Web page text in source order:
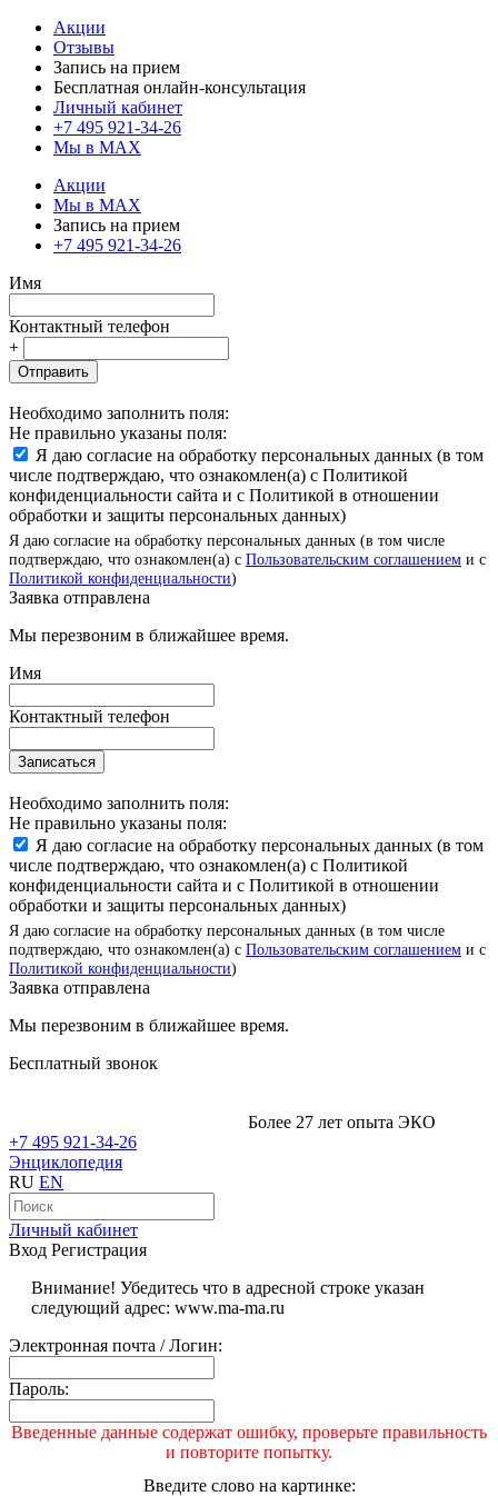
Акции
Отзывы
Запись на прием
Бесплатная онлайн-консультация
Личный кабинет
+7 495 921-34-26
Мы в MAX
Акции
Мы в MAX
Запись на прием
+7 495 921-34-26
Имя
Контактный телефон
+
Отправить
Необходимо заполнить поля:
Не правильно указаны поля:
Я даю согласие на обработку персональных данных (в том
числе подтверждаю, что ознакомлен(а) с Политикой
конфиденциальности сайта и с Политикой в отношении
обработки и защиты персональных данных)
Я даю согласие на обработку персональных данных (в том числе
подтверждаю, что ознакомлен(а) с Пользовательским соглашением и с
Политикой конфиденциальности)
Заявка отправлена
Мы перезвоним в ближайшее время.
Имя
Контактный телефон
Записаться
Необходимо заполнить поля:
Не правильно указаны поля:
Я даю согласие на обработку персональных данных (в том
числе подтверждаю, что ознакомлен(а) с Политикой
конфиденциальности сайта и с Политикой в отношении
обработки и защиты персональных данных)
Я даю согласие на обработку персональных данных (в том числе
подтверждаю, что ознакомлен(а) с Пользовательским соглашением и с
Политикой конфиденциальности)
Заявка отправлена
Мы перезвоним в ближайшее время.
Бесплатный звонок
Более 27 лет опыта ЭКО
+7 495 921-34-26
Энциклопедия
RU EN
Личный кабинет
Вход Регистрация
Внимание! Убедитесь что в адресной строке указан
следующий адрес: www.ma-ma.ru
Электронная почта / Логин:
Пароль:
Введенные данные содержат ошибку, проверьте правильность
и повторите попытку.
Введите слово на картинке: